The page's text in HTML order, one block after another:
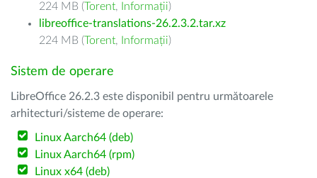
224 MB (Torent, Informații)
libreoffice-translations-26.2.3.2.tar.xz
224 MB (Torent, Informații)
Sistem de operare
LibreOffice 26.2.3 este disponibil pentru următoarele
arhitecturi/sisteme de operare:
Linux Aarch64 (deb)
Linux Aarch64 (rpm)
Linux x64 (deb)